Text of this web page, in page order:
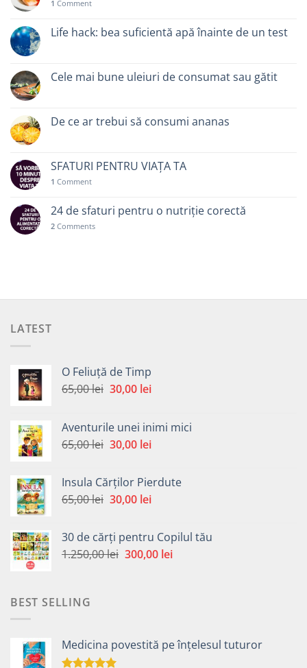
1 Comment
Life hack: bea suficientă apă înainte de un test
Cele mai bune uleiuri de consumat sau gătit
De ce ar trebui să consumi ananas
SFATURI PENTRU VIAȚA TA
1 Comment
24 de sfaturi pentru o nutriție corectă
2 Comments
LATEST
O Feliuță de Timp
65,00lei Prețul
fost:
65,00 lei.
30,00 leiPrețul
30,00 lei.
Aventurile unei inimi mici
65,00lei Prețul
fost:
65,00 lei.
30,00 leiPrețul
30,00 lei.
Insula Cărților Pierdute
65,00lei Prețul
fost:
65,00 lei.
30,00 leiPrețul
30,00 lei.
30 de cărți pentru Copilul tău
1.250,00lei Prețul
300,00 leiPrețul
BEST SELLING
Medicina povestită pe înțelesul tuturor